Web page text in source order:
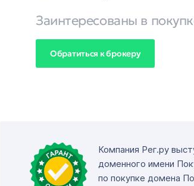
Заинтересованы в
Обратиться к брокеру
Компания Рег.ру
доменного имени
по покупке домена